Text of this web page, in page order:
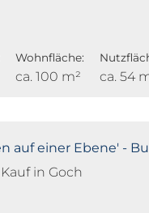
Wohnfläche:
ca. 100 m² ca. 54
auf einer Ebene' -
in Goch